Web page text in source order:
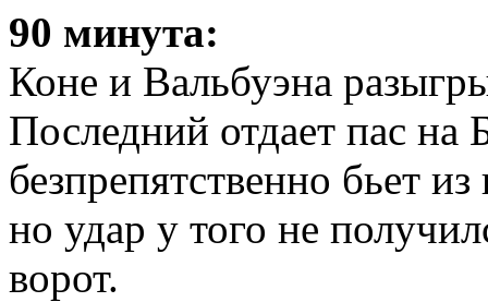
90 минута:
Коне и Вальбуэна
Последний отдает пас на
безпрепятственно бьет
но удар у того не
ворот.